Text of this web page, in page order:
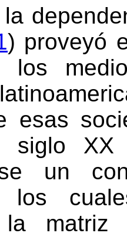
Y APROPIACIÓN
NORMATIVA DE LA
EDUCACIÓN E
) proveyó
esas
siglo
un
los
la